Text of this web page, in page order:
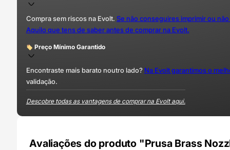
Compra sem riscos na Evolt. Se não conseguires imprimir ou
Aquilo que tens de saber antes de comprar na Evolt.
Preço Mínimo Garantido
Encontraste mais barato noutro lado? Na Evolt garantimos o
validação.
Descobre todas as vantagens de comprar na Evolt aqui.
Avaliações do produto "Prusa Brass